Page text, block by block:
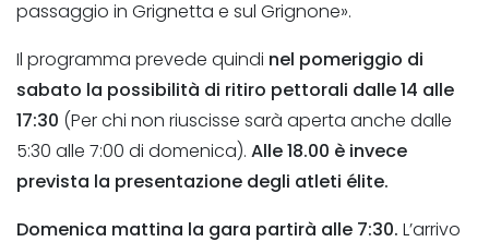
passaggio in Grignetta e sul Grignone».
Il programma prevede quindi nel pomeriggio di
sabato la possibilità di ritiro pettorali dalle 14 alle
17:30 (Per chi non riuscisse sarà aperta anche dalle
5:30 alle 7:00 di domenica). Alle 18.00 è invece
prevista la presentazione degli atleti élite.
Domenica mattina la gara partirà alle 7:30. L’arrivo